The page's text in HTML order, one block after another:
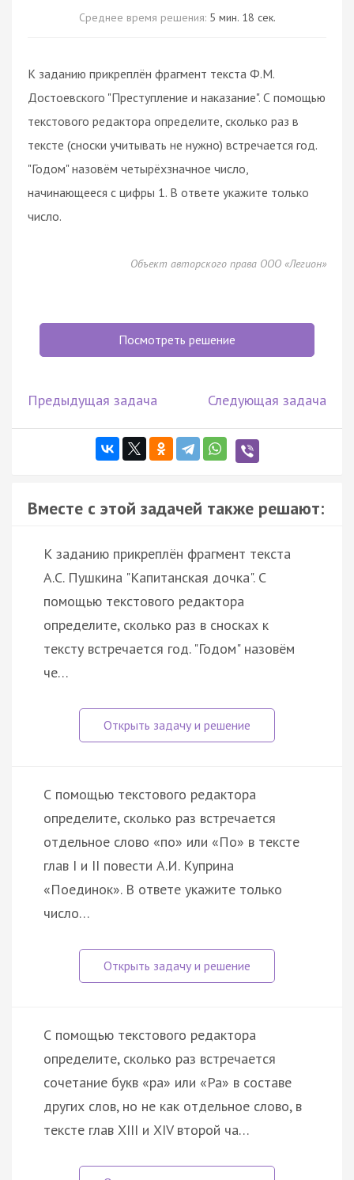
Среднее время решения: 5 мин. 18 сек.
К заданию прикреплён фрагмент текста Ф.М.
Достоевского "Преступление и наказание". С помощью
текстового редактора определите, сколько раз в
тексте (сноски учитывать не нужно) встречается год.
"Годом" назовём четырёхзначное число,
начинающееся с цифры 1. В ответе укажите только
число.
Объект авторского права ООО «Легион»
Посмотреть решение
Предыдущая задача Следующая задача
Вместе с этой задачей также решают:
К заданию прикреплён фрагмент текста
А.С. Пушкина "Капитанская дочка". С
помощью текстового редактора
определите, сколько раз в сносках к
тексту встречается год. "Годом" назовём
че…
С помощью текстового редактора
определите, сколько раз встречается
отдельное слово «по» или «По» в тексте
глав I и II повести А.И. Куприна
«Поединок». В ответе укажите только
число…
С помощью текстового редактора
определите, сколько раз встречается
сочетание букв «ра» или «Ра» в составе
других слов, но не как отдельное слово, в
тексте глав XIII и XIV второй ча…